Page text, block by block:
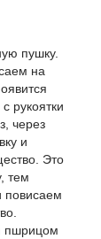
пушку.
на
рукоятки
через
и
Это
тем
повисаем
пшрицом